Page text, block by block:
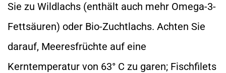
Sie zu Wildlachs (enthält auch mehr Omega-3-
Fettsäuren) oder Bio-Zuchtlachs. Achten Sie
darauf, Meeresfrüchte auf eine
Kerntemperatur von 63° C zu garen; Fischfilets